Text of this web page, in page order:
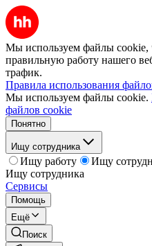
Мы используем файлы cookie,
правильную работу нашего
трафик.
Правила использования
Мы используем файлы cookie.
файлов cookie
Понятно
Ищу сотрудника
Ищу работу
Ищу
Ищу сотрудника
Сервисы
Помощь
Ещё
Поиск